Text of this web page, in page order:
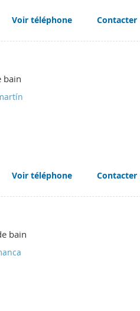
Voir téléphone Contacter
bain
Voir téléphone Contacter
bain